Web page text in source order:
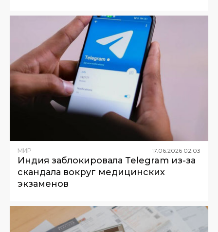
МИР 17 06 2026 02:03
Индия заблокировала Telegram из-за
скандала вокруг медицинских
экзаменов